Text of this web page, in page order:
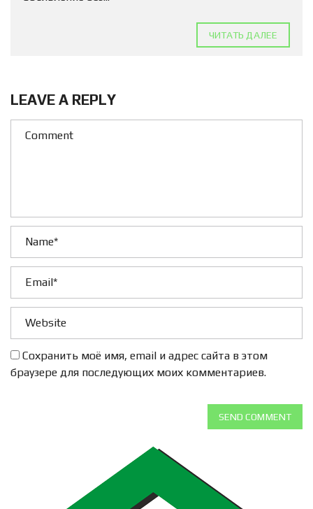
ЧИТАТЬ ДАЛЕЕ
LEAVE A REPLY
Сохранить моё имя, email и адрес сайта в этом
браузере для последующих моих комментариев.
SEND COMMENT